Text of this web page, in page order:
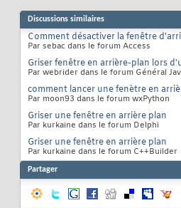
Discussions similaires
Comment désactiver la fenêtre
Par sebac dans le forum Access
Griser fenêtre en arrière-plan lors
Par webrider dans le forum Général
comment lancer une fenètre en
Par moon93 dans le forum wxPython
Griser une fenêtre en arrière plan
Par kurkaine dans le forum Delphi
Griser une fenêtre en arrière plan
Par kurkaine dans le forum C++Builder
Partager